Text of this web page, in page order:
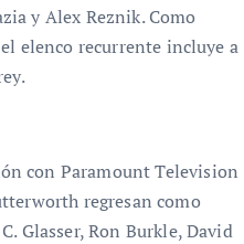
y Alex Reznik. Como
elenco recurrente incluye a
con Paramount Television
regresan como
Glasser, Ron Burkle, David